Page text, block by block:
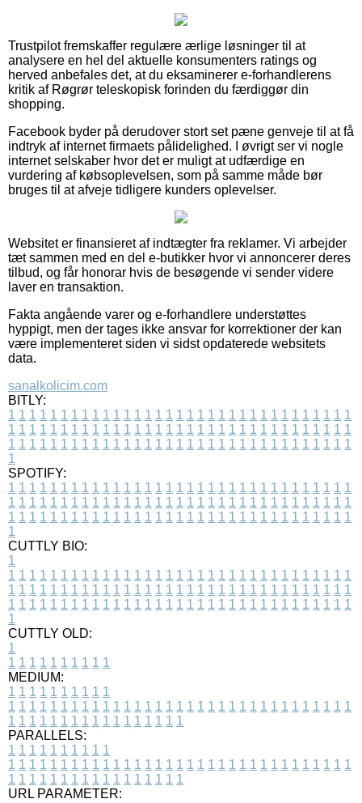
Trustpilot fremskaffer regulære ærlige løsninger til at
analysere en hel del aktuelle konsumenters ratings og
herved anbefales det, at du eksaminerer e-forhandlerens
kritik af Røgrør teleskopisk forinden du færdiggør din
shopping.
Facebook byder på derudover stort set pæne genveje til at få
indtryk af internet firmaets pålidelighed. I øvrigt ser vi nogle
internet selskaber hvor det er muligt at udfærdige en
vurdering af købsoplevelsen, som på samme måde bør
bruges til at afveje tidligere kunders oplevelser.
Websitet er finansieret af indtægter fra reklamer. Vi arbejder
tæt sammen med en del e-butikker hvor vi annoncerer deres
tilbud, og får honorar hvis de besøgende vi sender videre
laver en transaktion.
Fakta angående varer og e-forhandlere understøttes
hyppigt, men der tages ikke ansvar for korrektioner der kan
være implementeret siden vi sidst opdaterede websitets
data.
sanalkolicim.com
BITLY:
1 1 1 1 1 1 1 1 1 1 1 1 1 1 1 1 1 1 1 1 1 1 1 1 1 1 1 1 1 1 1 1 1
1 1 1 1 1 1 1 1 1 1 1 1 1 1 1 1 1 1 1 1 1 1 1 1 1 1 1 1 1 1 1 1 1
1 1 1 1 1 1 1 1 1 1 1 1 1 1 1 1 1 1 1 1 1 1 1 1 1 1 1 1 1 1 1 1 1
1
SPOTIFY:
1 1 1 1 1 1 1 1 1 1 1 1 1 1 1 1 1 1 1 1 1 1 1 1 1 1 1 1 1 1 1 1 1
1 1 1 1 1 1 1 1 1 1 1 1 1 1 1 1 1 1 1 1 1 1 1 1 1 1 1 1 1 1 1 1 1
1 1 1 1 1 1 1 1 1 1 1 1 1 1 1 1 1 1 1 1 1 1 1 1 1 1 1 1 1 1 1 1 1
1
CUTTLY BIO:
1
1 1 1 1 1 1 1 1 1 1 1 1 1 1 1 1 1 1 1 1 1 1 1 1 1 1 1 1 1 1 1 1 1
1 1 1 1 1 1 1 1 1 1 1 1 1 1 1 1 1 1 1 1 1 1 1 1 1 1 1 1 1 1 1 1 1
1 1 1 1 1 1 1 1 1 1 1 1 1 1 1 1 1 1 1 1 1 1 1 1 1 1 1 1 1 1 1 1 1
1
CUTTLY OLD:
1
1 1 1 1 1 1 1 1 1 1
MEDIUM:
1 1 1 1 1 1 1 1 1 1
1 1 1 1 1 1 1 1 1 1 1 1 1 1 1 1 1 1 1 1 1 1 1 1 1 1 1 1 1 1 1 1 1
1 1 1 1 1 1 1 1 1 1 1 1 1 1 1 1 1
PARALLELS:
1 1 1 1 1 1 1 1 1 1
1 1 1 1 1 1 1 1 1 1 1 1 1 1 1 1 1 1 1 1 1 1 1 1 1 1 1 1 1 1 1 1 1
1 1 1 1 1 1 1 1 1 1 1 1 1 1 1 1 1
URL PARAMETER: